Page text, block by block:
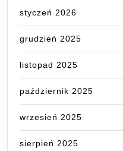
styczeń 2026
grudzień 2025
listopad 2025
październik 2025
wrzesień 2025
sierpień 2025